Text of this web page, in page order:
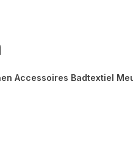
Badtextiel